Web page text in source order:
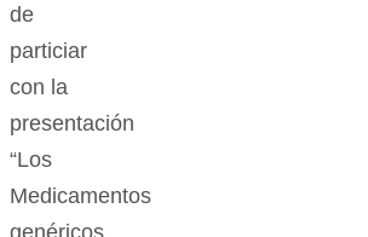
de
particiar
con la
presentación
“Los
Medicamentos
genéricos